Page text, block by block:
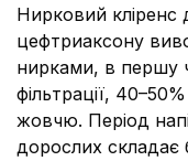
Нирковий кліренс
цефтриаксону
нирками, в першу
фільтрації,
жовчю. Період
дорослих складає